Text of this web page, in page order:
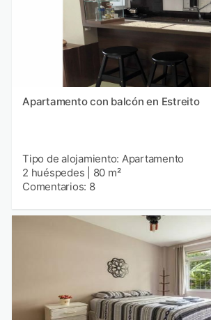
Apartamento con balcón en Estreito
Tipo de alojamiento: Apartamento
2 huéspedes
80 m²
Comentarios: 8